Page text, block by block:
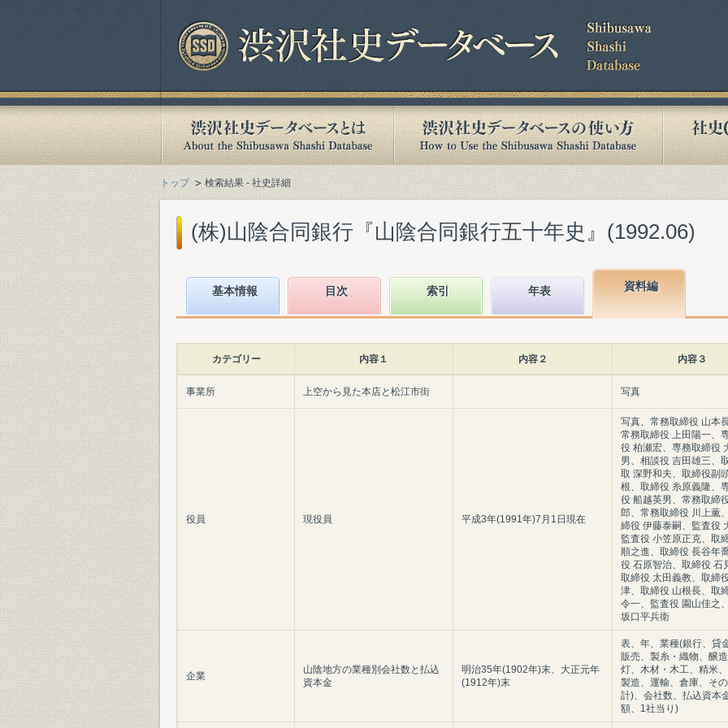
トップ 検索結果 - 社史詳細
(株)山陰合同銀行『山陰合同銀行五十年史』(1992.06)
基本情報 目次 索引 年表 資料編
カテゴリー 内容１ 内容２ 内容３
事業所 上空から見た本店と松江市街 写真
役員 現役員 平成3年(1991年)7月1日現在
写真、常務取締役 山本
常務取締役 上田陽一、
役 柏瀬宏、専務取締役
男、相談役 吉田雄三、
取 深野和夫、取締役副
根、取締役 糸原義隆、
役 船越英男、常務取締
郎、常務取締役 川上薫
締役 伊藤泰嗣、監査役
監査役 小笠原正克、取
順之進、取締役 長谷年
役 石原智治、取締役 石
取締役 太田義教、取締
津、取締役 山根長、取
令一、監査役 園山佳之
坂口平兵衛
企業
山陰地方の業種別会社数と払込
資本金
明治35年(1902年)末、大正元年
(1912年)末
表、年、業種(銀行、貸
販売、製糸・織物、醸
灯、木材・木工、精米
製造、運輸、倉庫、そ
計)、会社数、払込資本
額、1社当り)